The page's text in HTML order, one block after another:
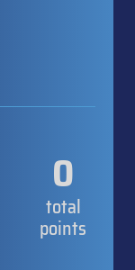
0
total
points